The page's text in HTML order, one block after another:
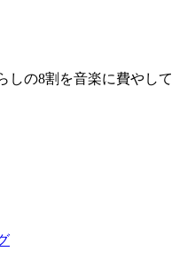
しの8割を音楽に費やして